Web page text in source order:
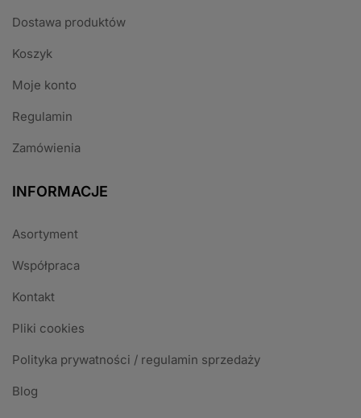
Dostawa produktów
Koszyk
Moje konto
Regulamin
Zamówienia
INFORMACJE
Asortyment
Współpraca
Kontakt
Pliki cookies
Polityka prywatności / regulamin sprzedaży
Blog